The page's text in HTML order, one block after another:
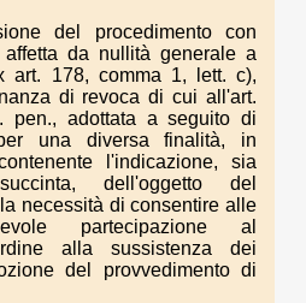
del procedimento con
da nullità generale a
art. 178, comma 1, lett. c),
di revoca di cui all'art.
pen., adottata a seguito di
una diversa finalità, in
l'indicazione, sia
dell'oggetto del
necessità di consentire alle
partecipazione al
alla sussistenza dei
del provvedimento di